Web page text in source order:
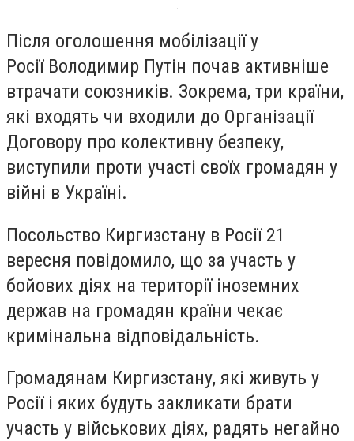
Після оголошення мобілізації у
Росії Володимир Путін почав активніше
втрачати союзників. Зокрема, три країни,
які входять чи входили до Організації
Договору про колективну безпеку,
виступили проти участі своїх громадян у
війні в Україні.
Посольство Киргизстану в Росії 21
вересня повідомило, що за участь у
бойових діях на території іноземних
держав на громадян країни чекає
кримінальна відповідальність.
Громадянам Киргизстану, які живуть у
Росії і яких будуть закликати брати
участь у військових діях, радять негайно